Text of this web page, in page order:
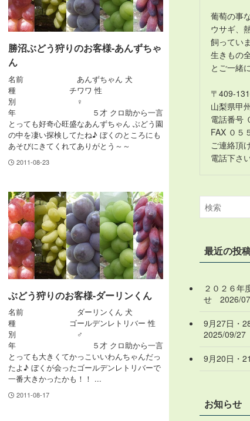
勝沼ぶどう狩りのお客様-あんずちゃ
ん
名前 あんずちゃん 犬
種 チワワ 性
別 ♀
年 ５才 クロ助から一言
とっても好奇心旺盛なあんずちゃん ぶどう園
の中を凄い探検してたね♪ ぼくのところにも
あそびにきてくれてありがとう～～
2011-08-23
ぶどう狩りのお客様-ダーリンくん
名前 ダーリンくん 犬
種 ゴールデンレトリバー 性
別 ♂
年 ５才 クロ助から一言
とっても大きくてかっこいいわんちゃんだっ
たよ♪ ぼくが会ったゴールデンレトリバーで
一番大きかったかも！！ ...
2011-08-17
葡萄の事
ウサギ、
飼っていま
生きもの
とご一緒
〒409-
山梨県甲
電話番号
FAX ０５
ご連絡頂
電話下さい
最近の投
２０２６年
せ 2026/
9月27日・
2025/09/27
9月20日・
お知らせ